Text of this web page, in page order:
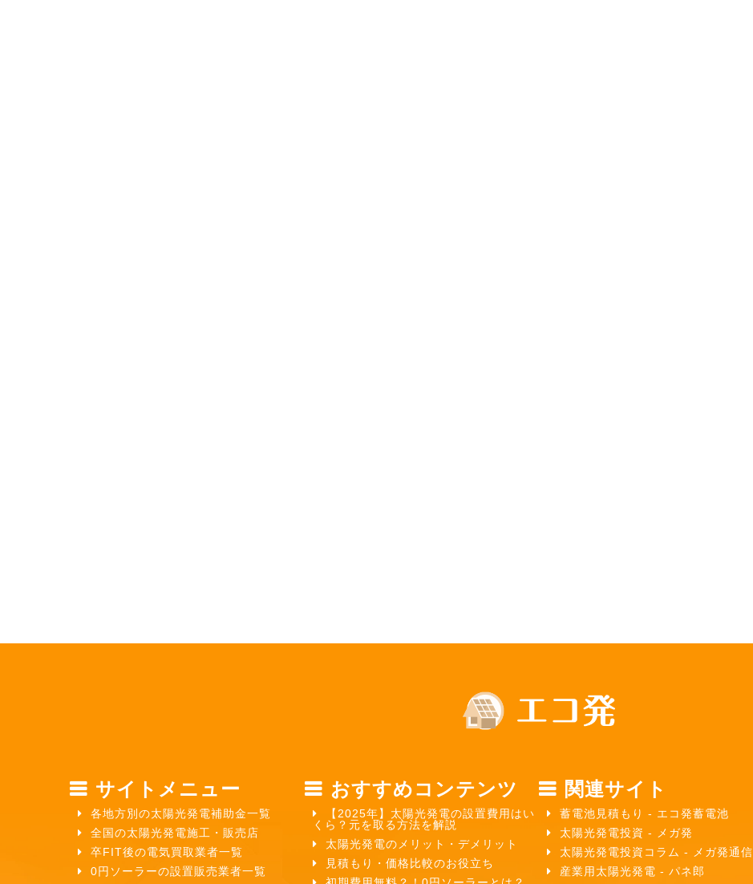
サイトメニュー
各地方別の太陽光発電補助金一覧
全国の太陽光発電施工・販売店
卒FIT後の電気買取業者一覧
0円ソーラーの設置販売業者一覧
おすすめコンテンツ
【2025年】太陽光発電の設置費用はい
くら？元を取る方法を解説
太陽光発電のメリット・デメリット
見積もり・価格比較のお役立ち
関連サイト
蓄電池見積もり - エコ発蓄電池
太陽光発電投資 - メガ発
太陽光発電投資コラム - メガ発通信
産業用太陽光発電 - パネ郎